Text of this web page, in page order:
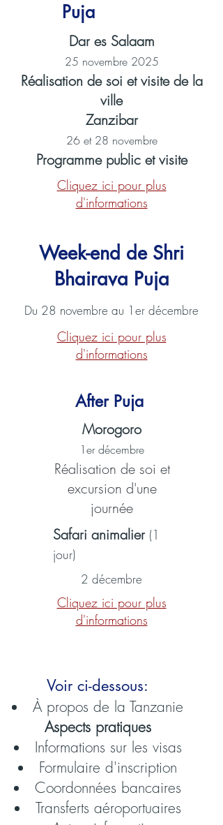
Puja
Dar es Salaam
25 novembre 2025
Réalisation de soi et visite de la
ville
Zanzibar
26 et 28 novembre
Programme public et visite
Cliquez ici pour plus
d'informations
Week-end de Shri
Bhairava Puja
Du 28 novembre au 1er décembre
Cliquez ici pour plus
d'informations
After Puja
Morogoro
1er décembre
Réalisation de soi et
excursion d'une
journée
Safari animalier (1
jour)
2 décembre
Cliquez ici pour plus
d'informations
Voir ci-dessous:
À propos de la Tanzanie
Aspects pratiques
Informations sur les visas
Formulaire d'inscription
Coordonnées bancaires
Transferts aéroportuaires